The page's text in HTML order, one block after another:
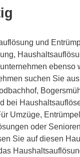
und
ebenso
suchen Sie
bei
Umzüge,
oder
Sie auf diesen